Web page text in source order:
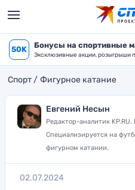
50K Бонусы на спортивные
Эксклюзивные акции, розыгрыши
Спорт Фигурное катание
Евгений Несын
Редактор-аналитик
Специализируется на
фигурном катании.
02.07.2024